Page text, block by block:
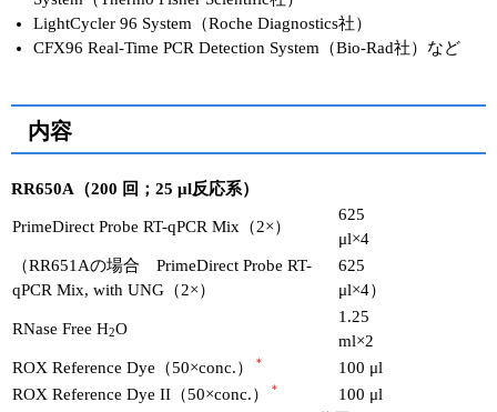
LightCycler 96 System（Roche Diagnostics社）
CFX96 Real-Time PCR Detection System（Bio-Rad社）など
内容
RR650A（200 回；25 μl反応系）
PrimeDirect Probe RT-qPCR Mix（2×）
625
μl×4
（RR651Aの場合 PrimeDirect Probe RT-
qPCR Mix, with UNG（2×）
625
μl×4）
RNase Free H2O
1.25
ml×2
ROX Reference Dye（50×conc.）
＊
100 μl
ROX Reference Dye II（50×conc.）
＊
100 μl